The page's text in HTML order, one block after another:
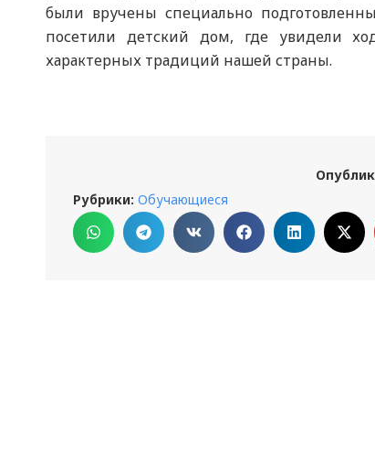
были вручены специально
посетили детский дом, где увидели
характерных традиций нашей страны.
Рубрики: Обучающиеся